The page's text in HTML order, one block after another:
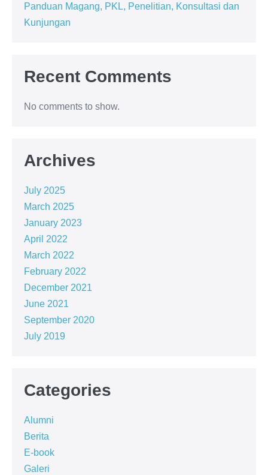
Panduan Magang, PKL, Penelitian, Konsultasi dan
Kunjungan
Recent Comments
No comments to show.
Archives
July 2025
March 2025
January 2023
April 2022
March 2022
February 2022
December 2021
June 2021
September 2020
July 2019
Categories
Alumni
Berita
E-book
Galeri